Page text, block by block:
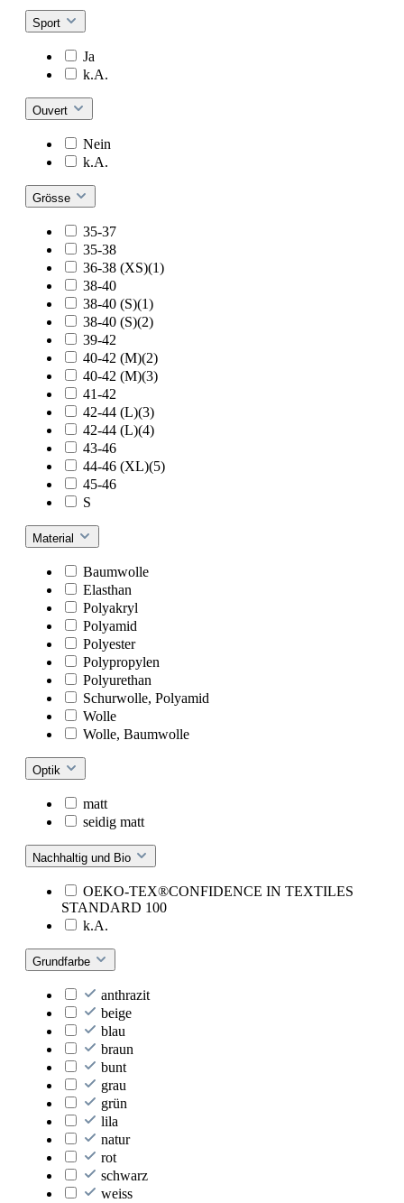
Sport
Ja
k.A.
Ouvert
Nein
k.A.
Grösse
35-37
35-38
36-38 (XS)(1)
38-40
38-40 (S)(1)
38-40 (S)(2)
39-42
40-42 (M)(2)
40-42 (M)(3)
41-42
42-44 (L)(3)
42-44 (L)(4)
43-46
44-46 (XL)(5)
45-46
S
Material
Baumwolle
Elasthan
Polyakryl
Polyamid
Polyester
Polypropylen
Polyurethan
Schurwolle, Polyamid
Wolle
Wolle, Baumwolle
Optik
matt
seidig matt
Nachhaltig und Bio
OEKO-TEX®CONFIDENCE IN TEXTILES
STANDARD 100
k.A.
Grundfarbe
anthrazit
beige
blau
braun
bunt
grau
grün
lila
natur
rot
schwarz
weiss